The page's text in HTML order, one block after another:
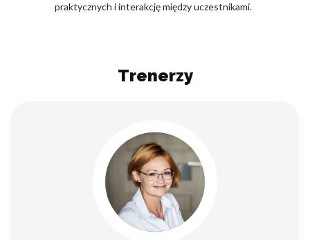
praktycznych i interakcję między uczestnikami.
Trenerzy